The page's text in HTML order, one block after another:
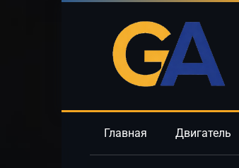
Главная Двигатель